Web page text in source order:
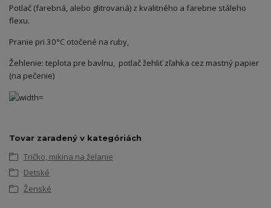
Potlač (farebná, alebo glitrovaná) z kvalitného a farebne stáleho
flexu.
Pranie pri 30°C otočené na ruby,
Žehlenie: teplota pre bavlnu, potlač žehliť zľahka cez mastný papier
(na pečenie)
Tovar zaradený v kategóriách
Tričko, mikina na želanie
Detské
Ženské